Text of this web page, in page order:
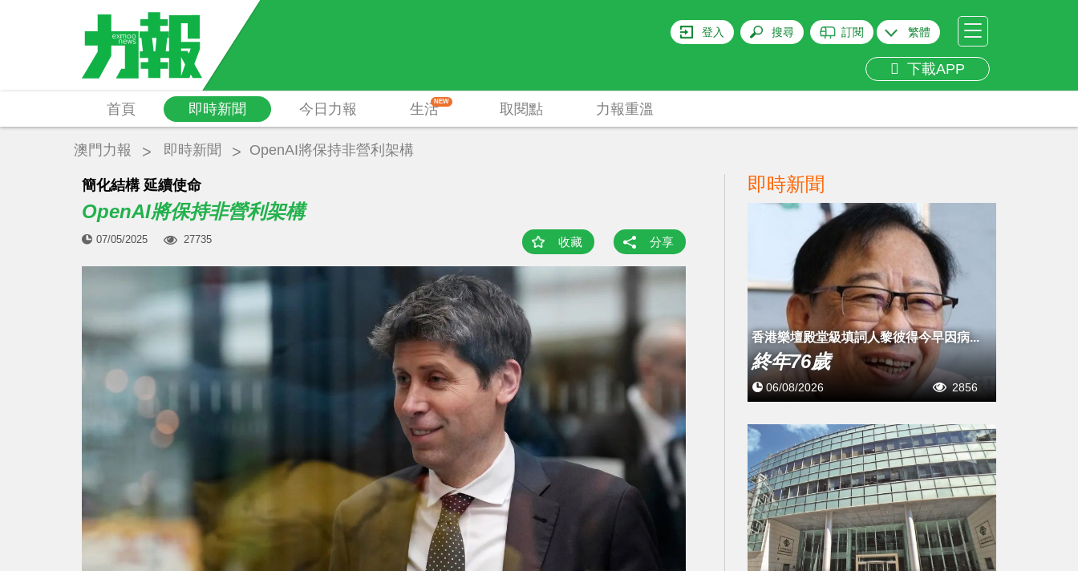
登入 搜尋 訂閱 繁體
下載APP
首頁 即時新聞 今日力報 生活NEW 取閱點 力報重溫
澳門力報 即時新聞 OpenAI將保持非營利架構
簡化結構 延續使命
OpenAI將保持非營利架構
07/05/2025 27735 收藏 分享
即時新聞
​香港樂壇殿堂級填詞人黎彼得今早因病...
終年76歲
06/08/2026 2856